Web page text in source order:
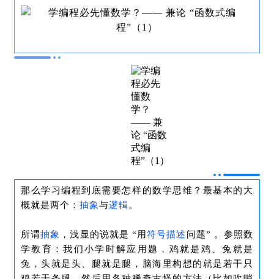
那么学习编程到底需要怎样的数学思维？最基本的大
概就是两个： 抽象与逻辑。
所谓抽象 ，浅显的说就是 “用符号描述 问题” 。参照数
学教育：我们小学时解应用题，鸡就是鸡、兔就是
兔，头就是头、腿就是腿，脑海里构想的就是若干只